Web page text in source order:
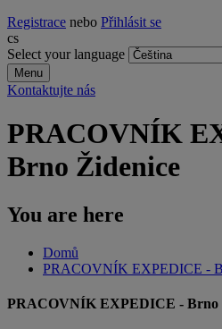
Registrace nebo Přihlásit se
cs
Select your language
Menu
Kontaktujte nás
PRACOVNÍK
Brno Židenice
You are here
Domů
PRACOVNÍK EXPEDICE -
PRACOVNÍK EXPEDICE - Brno